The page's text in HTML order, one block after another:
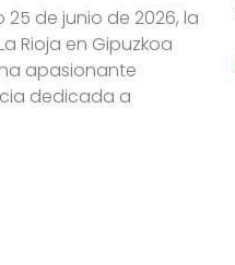
25 de junio de 2026, la
Rioja en Gipuzkoa
apasionante
dedicada a